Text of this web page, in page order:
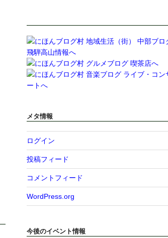
メタ情報
ログイン
投稿フィード
コメントフィード
WordPress.org
今後のイベント情報